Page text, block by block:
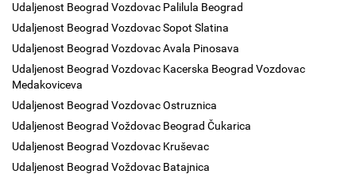
Udaljenost Beograd Vozdovac Palilula Beograd
Udaljenost Beograd Vozdovac Sopot Slatina
Udaljenost Beograd Vozdovac Avala Pinosava
Udaljenost Beograd Vozdovac Kacerska Beograd Vozdovac
Medakoviceva
Udaljenost Beograd Vozdovac Ostruznica
Udaljenost Beograd Voždovac Beograd Čukarica
Udaljenost Beograd Vozdovac Kruševac
Udaljenost Beograd Voždovac Batajnica